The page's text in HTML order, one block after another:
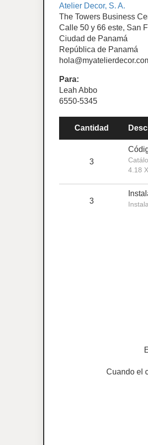
Atelier Decor, S. A.
The Towers Business
Calle 50 y 66 este, San
Ciudad de Panamá
República de Panamá
Para:
Leah Abbo
6550-5345
Cantidad
3
4.18
3
Cuando el